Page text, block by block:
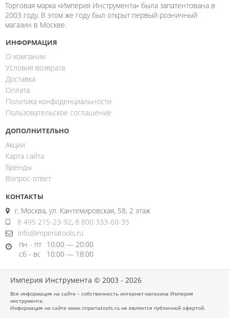
Торговая марка «Империя Инструмента» была запатентована в
2003 году. В этом же году был открыт первый розничный
магазин в Москве.
ИНФОРМАЦИЯ
О компании
Условия возврата
Доставка
Оплата
Политика конфиденциальности
Пользовательское соглашение
ДОПОЛНИТЕЛЬНО
Акции
Карта сайта
Бренды
Вопрос-ответ
КОНТАКТЫ
г. Москва, ул. Кантемировская, 58, 2 этаж
8 495 215-23-92, 8 800 333-60-35
info@imperiatools.ru
пн - пт 10:00 — 20:00
сб - вс
10:00 — 18:00
Империя Инструмента © 2003 - 2026
Вся информация на сайте – собственность интернет-магазина Империя
инструмента.
Информация на сайте www.imperiatools.ru не является публичной офертой.